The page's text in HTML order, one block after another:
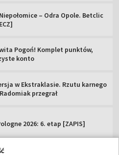
– Odra Opole. Betclic
Pogoń! Komplet punktów,
konto
w Ekstraklasie. Rzutu karnego
przegrał
2026: 6. etap [ZAPIS]